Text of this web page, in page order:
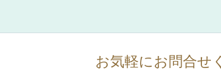
お気軽にお問合せ